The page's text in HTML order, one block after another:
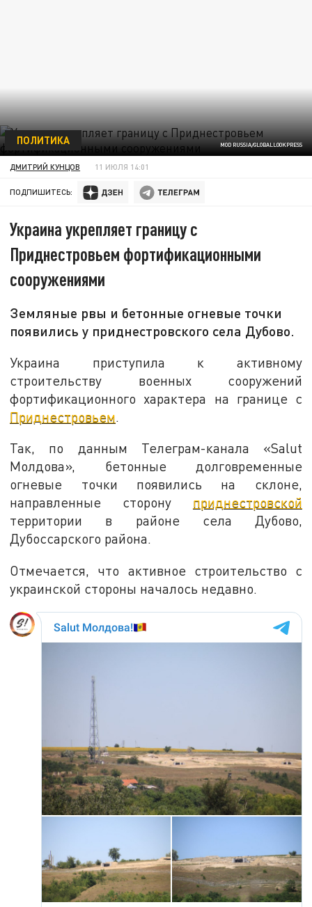
MOD RUSSIA/GLOBALLOOKPRESS
ПОЛИТИКА
ДМИТРИЙ КУНЦОВ 11 ИЮЛЯ 14:01
ПОДПИШИТЕСЬ:
Украина укрепляет границу с
Приднестровьем фортификационными
сооружениями
Земляные рвы и бетонные огневые точки
появились у приднестровского села Дубово.
Украина приступила к активному
строительству военных сооружений
фортификационного характера на границе с
Приднестровьем.
Так, по данным Телеграм-канала «Salut
Молдова», бетонные долговременные
огневые точки появились на склоне,
направленные сторону приднестровской
территории в районе села Дубово,
Дубоссарского района.
Отмечается, что активное строительство с
украинской стороны началось недавно.